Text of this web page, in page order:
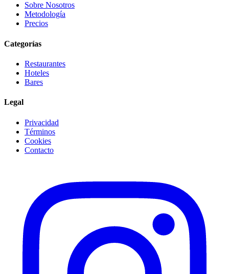
Sobre Nosotros
Metodología
Precios
Categorías
Restaurantes
Hoteles
Bares
Legal
Privacidad
Términos
Cookies
Contacto